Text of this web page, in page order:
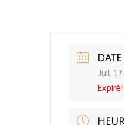
DATE
Juil
Expiré!